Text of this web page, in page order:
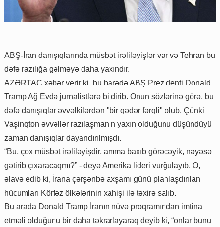
ABŞ-İran danışıqlarında müsbət irəliləyişlər var və Tehran bu
dəfə razılığa gəlməyə daha yaxındır.
AZƏRTAC xəbər verir ki, bu barədə ABŞ Prezidenti Donald
Tramp Ağ Evdə jurnalistlərə bildirib. Onun sözlərinə görə, bu
dəfə danışıqlar əvvəlkilərdən "bir qədər fərqli" olub. Çünki
Vaşinqton əvvəllər razılaşmanın yaxın olduğunu düşündüyü
zaman danışıqlar dayandırılmışdı.
“Bu, çox müsbət irəliləyişdir, amma baxıb görəcəyik, nəyəsə
gətirib çıxaracaqmı?” - deyə Amerika lideri vurğulayıb. O,
əlavə edib ki, İrana çərşənbə axşamı günü planlaşdırılan
hücumları Körfəz ölkələrinin xahişi ilə təxirə salıb.
Bu arada Donald Tramp İranın nüvə proqramından imtina
etməli olduğunu bir daha təkrarlayaraq deyib ki, “onlar bunu